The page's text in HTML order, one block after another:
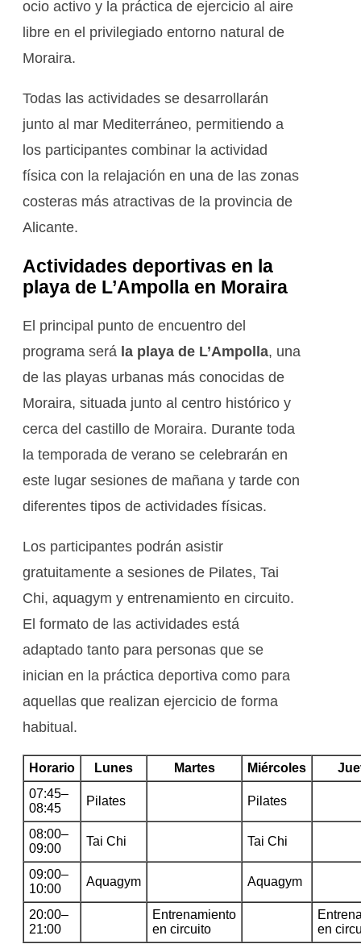
ocio activo y la práctica de ejercicio al aire
libre en el privilegiado entorno natural de
Moraira.
Todas las actividades se desarrollarán
junto al mar Mediterráneo, permitiendo a
los participantes combinar la actividad
física con la relajación en una de las zonas
costeras más atractivas de la provincia de
Alicante.
Actividades deportivas en la
playa de L’Ampolla en Moraira
El principal punto de encuentro del
programa será la playa de L’Ampolla, una
de las playas urbanas más conocidas de
Moraira, situada junto al centro histórico y
cerca del castillo de Moraira. Durante toda
la temporada de verano se celebrarán en
este lugar sesiones de mañana y tarde con
diferentes tipos de actividades físicas.
Los participantes podrán asistir
gratuitamente a sesiones de Pilates, Tai
Chi, aquagym y entrenamiento en circuito.
El formato de las actividades está
adaptado tanto para personas que se
inician en la práctica deportiva como para
aquellas que realizan ejercicio de forma
habitual.
Horario Lunes Martes Miércoles
07:45–
08:45
Pilates Pilates
08:00–
09:00
Tai Chi Tai Chi
09:00–
10:00
Aquagym Aquagym
20:00–
21:00
Entrenamiento
en circuito
en